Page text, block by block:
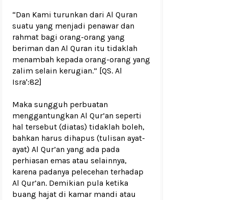
“Dan Kami turunkan dari Al Quran
suatu yang menjadi penawar dan
rahmat bagi orang-orang yang
beriman dan Al Quran itu tidaklah
menambah kepada orang-orang yang
zalim selain kerugian.” [QS. Al
Isra':82]
Maka sungguh perbuatan
menggantungkan Al Qur’an seperti
hal tersebut (diatas) tidaklah boleh,
bahkan harus dihapus (tulisan ayat-
ayat) Al Qur’an yang ada pada
perhiasan emas atau selainnya,
karena padanya pelecehan terhadap
Al Qur’an. Demikian pula ketika
buang hajat di kamar mandi atau